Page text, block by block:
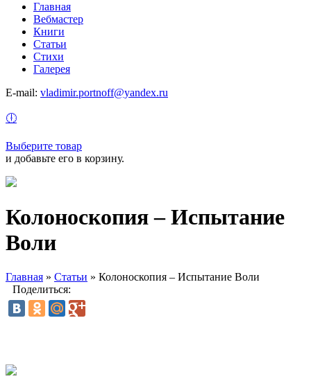
Главная
Вебмастер
Книги
Статьи
Стихи
Галерея
E-mail: vladimir.portnoff@yandex.ru
🕕
Выберите товар
и добавьте его в корзину.
Колоноскопия – Испытание
Воли
Главная » Статьи » Колоноскопия – Испытание Воли
Поделиться: